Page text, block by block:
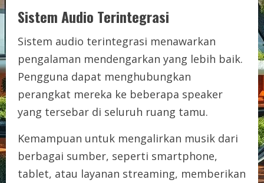
Sistem Audio Terintegrasi
Sistem audio terintegrasi menawarkan
pengalaman mendengarkan yang lebih baik.
Pengguna dapat menghubungkan
perangkat mereka ke beberapa speaker
yang tersebar di seluruh ruang tamu.
Kemampuan untuk mengalirkan musik dari
berbagai sumber, seperti smartphone,
tablet, atau layanan streaming, memberikan